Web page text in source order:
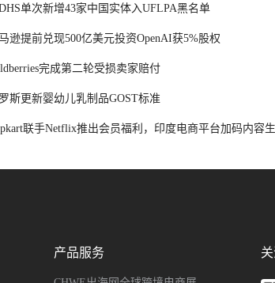
单次新增43家中国实体入UFLPA黑名单
逊提前兑现500亿美元投资OpenAI获5%股权
完成第二轮受损卖家赔付
斯更新婴幼儿乳制品GOST标准
联手Netflix推出会员福利，印度电商平台加码内容
产品服务 关